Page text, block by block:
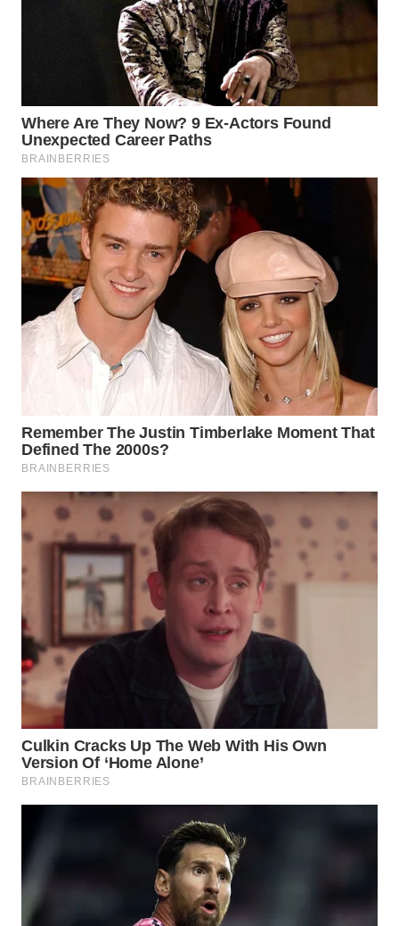
WN
TAPANULI
TENGAH
WN DELI
SERDANG
WN
TEBING
TINGGI
WN
WN
KARAWANG
WN
BEKASI
WN
BOGOR
DEPOK
WN
TAPANULI
UTARA
WN